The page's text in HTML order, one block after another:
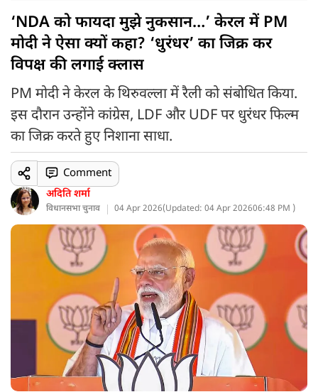
‘NDA को फायदा मुझे नुकसान…’ केरल में PM
मोदी ने ऐसा क्यों कहा? ‘धुरंधर’ का जिक्र कर
विपक्ष की लगाई क्लास
PM मोदी ने केरल के थिरुवल्ला में रैली को संबोधित किया.
इस दौरान उन्होंने कांग्रेस, LDF और UDF पर धुरंधर फिल्म
का जिक्र करते हुए निशाना साधा.
अदिति शर्मा
विधानसभा चुनाव 04 Apr 2026(Updated: 04 Apr 202606:48 PM )
Comment